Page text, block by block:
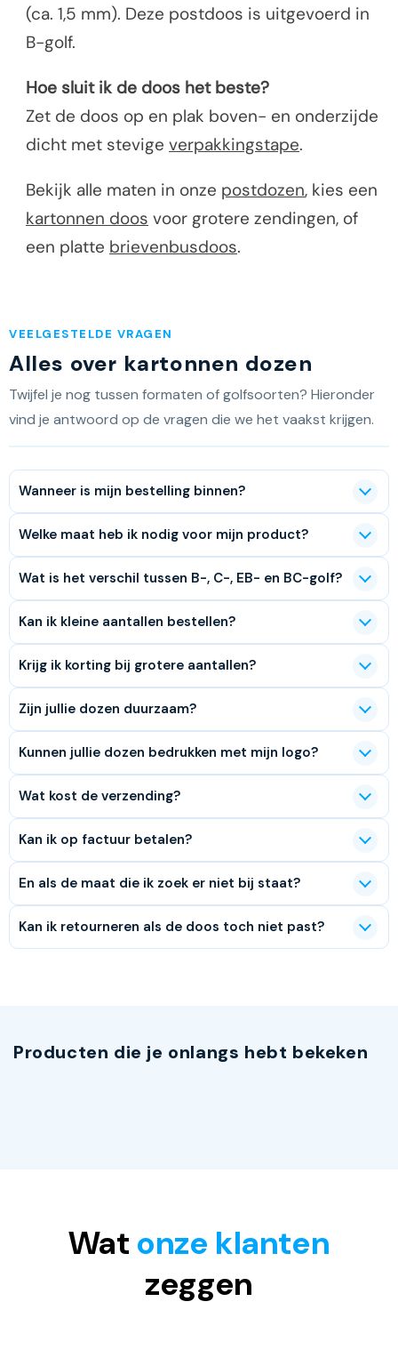
(ca. 1,5 mm). Deze postdoos is uitgevoerd in
B-golf.
Hoe sluit ik de doos het beste?
Zet de doos op en plak boven- en onderzijde
dicht met stevige verpakkingstape.
Bekijk alle maten in onze postdozen, kies een
kartonnen doos voor grotere zendingen, of
een platte brievenbusdoos.
VEELGESTELDE VRAGEN
Alles over kartonnen dozen
Twijfel je nog tussen formaten of golfsoorten? Hieronder
vind je antwoord op de vragen die we het vaakst krijgen.
Wanneer is mijn bestelling binnen?
Welke maat heb ik nodig voor mijn product?
Wat is het verschil tussen B-, C-, EB- en BC-golf?
Kan ik kleine aantallen bestellen?
Krijg ik korting bij grotere aantallen?
Zijn jullie dozen duurzaam?
Kunnen jullie dozen bedrukken met mijn logo?
Wat kost de verzending?
Kan ik op factuur betalen?
En als de maat die ik zoek er niet bij staat?
Kan ik retourneren als de doos toch niet past?
Producten die je onlangs hebt bekeken
Wat onze klanten
zeggen